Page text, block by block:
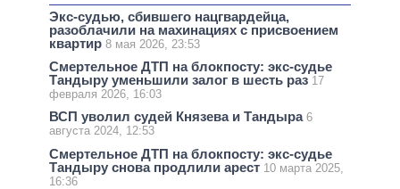
Экс-судью, сбившего нацгвардейца,
разоблачили на махинациях с присвоением
квартир 8 мая 2026, 23:53
Смертельное ДТП на блокпосту: экс-судье
Тандыру уменьшили залог в шесть раз 17
февраля 2026, 16:03
ВСП уволил судей Князева и Тандыра 6
августа 2024, 12:53
Смертельное ДТП на блокпосту: экс-судье
Тандыру снова продлили арест 10 марта 2025,
16:36